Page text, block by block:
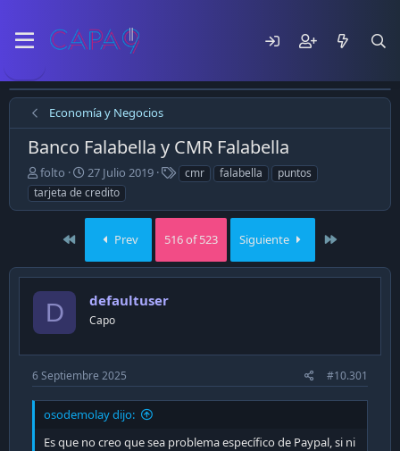
Economía y Negocios
Banco Falabella y CMR Falabella
E
m
p
e
m
folto
F
e
c
h
e
u
b
a
c
i
n
27 Julio 2019
T
a
s
cmr falabella
puntos
tarjeta de credito
First Prev 516 of 523 Siguiente
D defaultuser
Capo
6 Septiembre 2025 #10.301
osodemolay dijo:
Es que no creo que sea problema específico de Paypal, si ni